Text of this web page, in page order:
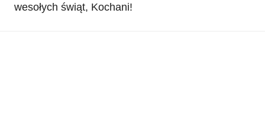
wesołych świąt, Kochani!